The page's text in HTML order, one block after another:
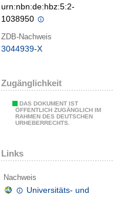
urn:nbn:de:hbz:5:2-
1038950
ZDB-Nachweis
3044939-X
Zugänglichkeit
DAS DOKUMENT IST
ÖFFENTLICH ZUGÄNGLICH IM
RAHMEN DES DEUTSCHEN
URHEBERRECHTS.
Links
Nachweis
Universitäts- und